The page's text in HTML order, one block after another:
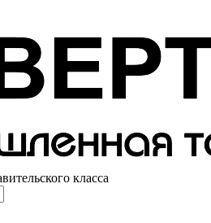
класса